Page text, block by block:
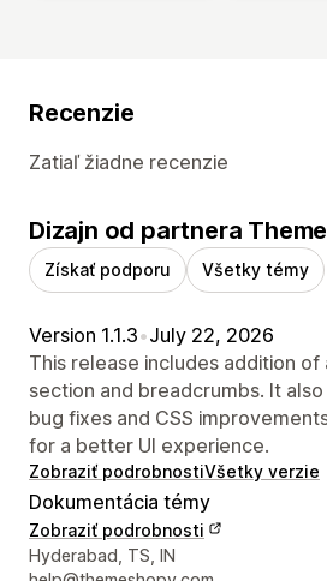
Recenzie
Zatiaľ žiadne recenzie
Dizajn od partnera
Získať podporu Všetky témy
Version 1.1.3•July 22, 2026
This release includes addition
section and breadcrumbs. It
bug fixes and CSS
for a better UI experience.
Zobraziť podrobnostiVšetky verzie
Dokumentácia témy
Zobraziť podrobnosti
Kontaktné údaje vývojára
Hyderabad, TS, IN